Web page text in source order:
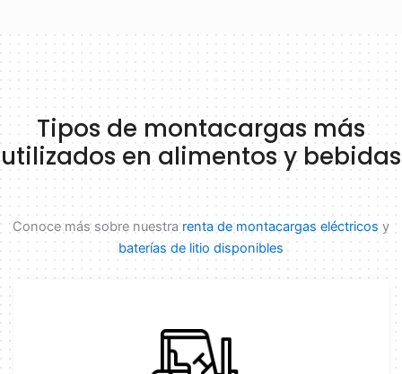
Tipos de montacargas más
utilizados en alimentos y bebidas
Conoce más sobre nuestra renta de montacargas eléctricos y
baterías de litio disponibles